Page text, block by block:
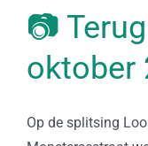
📷
oktober
Op de splitsing